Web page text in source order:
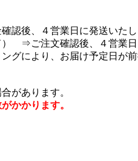
後、４営業日に発送いたし
） ⇒ご注文確認後、４営業日
グにより、お届け予定日が前
があります。
かかります。